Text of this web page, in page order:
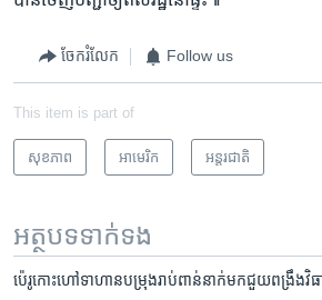
ចែករំលែក Follow us
This item is part of
សុខភាព អាមេរិក​ អន្តរជាតិ
អត្ថបទ​ទាក់ទង
ប៉េរូ​កោះហៅ​​ទាហាន​បម្រុង​រាប់​ពាន់​នាក់​​មក​ជួយ​ពង្រឹង​វិធា